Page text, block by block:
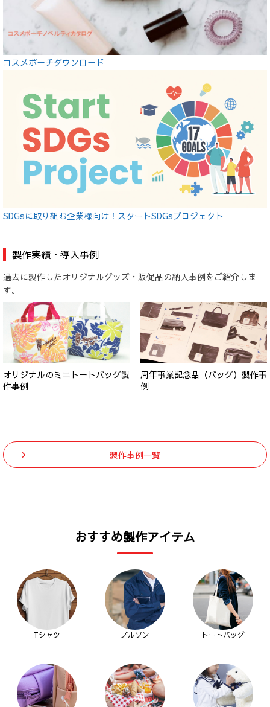
コスメポーチダウンロード
SDGsに取り組む企業様向け！スタートSDGsプロジェクト
製作実績・導入事例
過去に製作したオリジナルグッズ・販促品の納入事例をご紹介しま
す。
オリジナルのミニトートバッグ製
作事例
周年事業記念品（バッグ）製作事
例
製作事例一覧
おすすめ製作アイテム
Tシャツ ブルゾン トートバッグ